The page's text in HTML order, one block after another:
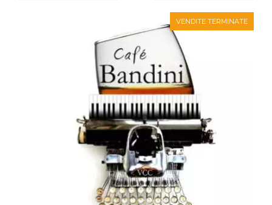
VENDITE TERMINATE